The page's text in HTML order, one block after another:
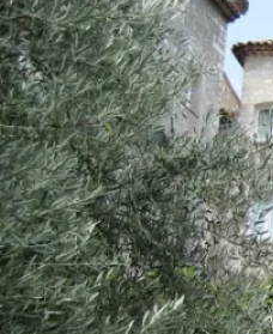
un
séjour
d’hiver
(concours
inside)